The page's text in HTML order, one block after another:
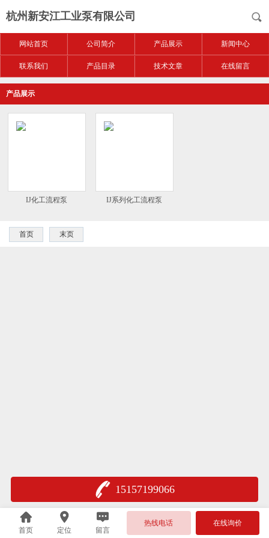
杭州新安江工业泵有限公司
网站首页 公司简介 产品展示 新闻中心
联系我们 产品目录 技术文章 在线留言
产品展示
IJ化工流程泵 IJ系列化工流程泵
首页 末页
15157199066
首页 定位 留言
热线电话 在线询价